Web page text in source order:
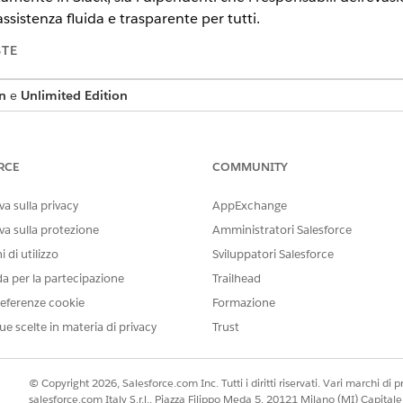
fluida e trasparente per tutti.
e Unlimited Edition
Analogamente, i responsabili dell'evasione
come l'email per essere consapevoli delle nuove
colli di bottiglia nei processi.
canale di comunicazione semplice e bidirezionale che
aggiornati. Ricevono aggiornamenti in tempo reale sui
l'ansia e aumentando il Trust nel processo di assistenza.
sulla privacy
sulla protezione
di utilizzo
per la partecipazione
cookie
scelte in materia di privacy
COMMUNITY
AppExchange
Amministratori Salesforce
Sviluppatori Salesforce
Trailhead
Formazione
Trust
© Copyright 2026, Salesforce.com Inc. Tutti i diritti riservati. Vari marchi di
salesforce.com Italy S.r.l., Piazza Filippo Meda 5, 20121 Milano (MI)